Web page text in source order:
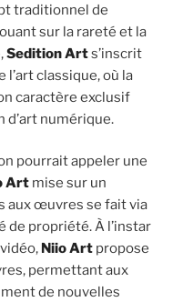
traditionnel de
sur la rareté et la
Sedition Arts’inscrit
classique, où la
caractère exclusif
d’art numérique.
pourrait appeler une
Art mise sur un
aux œuvres se fait via
de propriété. À l’instar
Niio Art propose
permettant aux
de nouvelles